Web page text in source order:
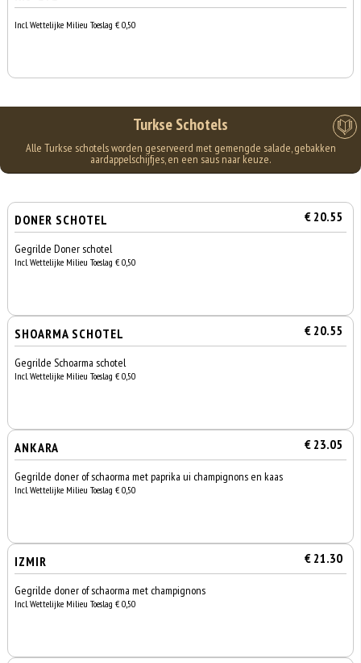
Incl. Wettelijke Milieu Toeslag € 0,50
Turkse Schotels
Alle Turkse schotels worden geserveerd met gemengde salade, gebakken
aardappelschijfjes, en een saus naar keuze.
DONER SCHOTEL € 20.55
Gegrilde Doner schotel
Incl. Wettelijke Milieu Toeslag € 0,50
SHOARMA SCHOTEL € 20.55
Gegrilde Schoarma schotel
Incl. Wettelijke Milieu Toeslag € 0,50
ANKARA € 23.05
Gegrilde doner of schaorma met paprika ui champignons en kaas
Incl. Wettelijke Milieu Toeslag € 0,50
IZMIR € 21.30
Gegrilde doner of schaorma met champignons
Incl. Wettelijke Milieu Toeslag € 0,50